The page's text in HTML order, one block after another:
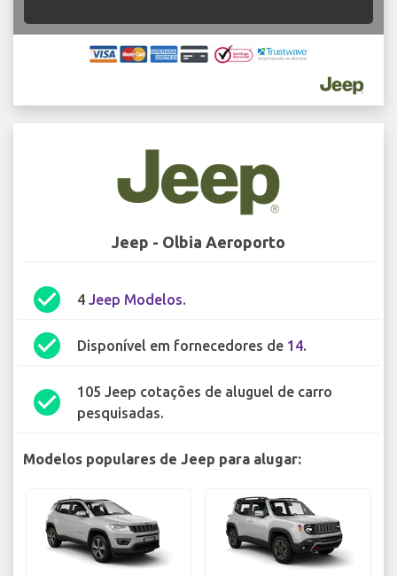
Jeep - Olbia Aeroporto
check_circle 4 Jeep Modelos.
check_circle Disponível em fornecedores de 14.
check_circle
105 Jeep cotações de aluguel de carro
pesquisadas.
Modelos populares de Jeep para alugar: